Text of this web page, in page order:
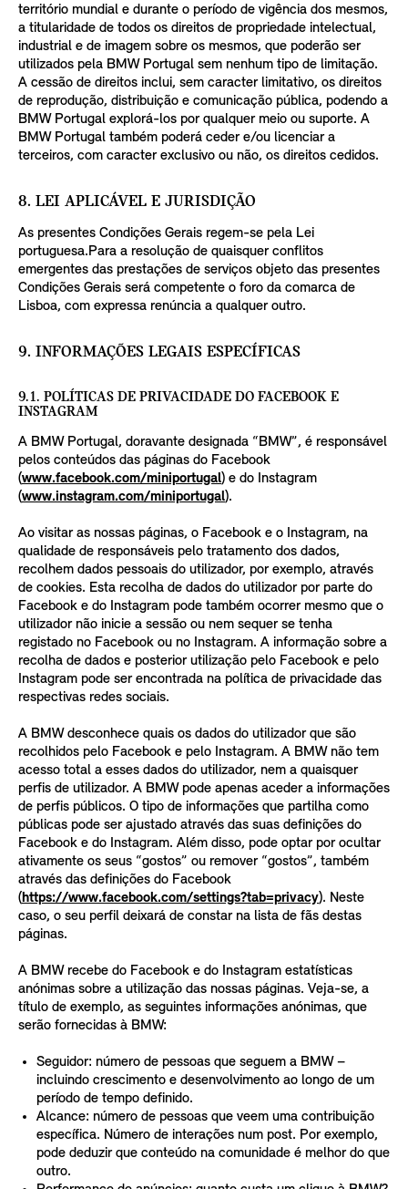
território mundial e durante o período de vigência dos mesmos,
a titularidade de todos os direitos de propriedade intelectual,
industrial e de imagem sobre os mesmos, que poderão ser
utilizados pela BMW Portugal sem nenhum tipo de limitação.
A cessão de direitos inclui, sem caracter limitativo, os direitos
de reprodução, distribuição e comunicação pública, podendo a
BMW Portugal explorá-los por qualquer meio ou suporte. A
BMW Portugal também poderá ceder e/ou licenciar a
terceiros, com caracter exclusivo ou não, os direitos cedidos.
8. LEI APLICÁVEL E JURISDIÇÃO
As presentes Condições Gerais regem-se pela Lei
portuguesa.Para a resolução de quaisquer conflitos
emergentes das prestações de serviços objeto das presentes
Condições Gerais será competente o foro da comarca de
Lisboa, com expressa renúncia a qualquer outro.
9. INFORMAÇÕES LEGAIS ESPECÍFICAS
9.1. POLÍTICAS DE PRIVACIDADE DO FACEBOOK E
INSTAGRAM
A BMW Portugal, doravante designada “BMW”, é responsável
pelos conteúdos das páginas do Facebook
(www.facebook.com/miniportugal) e do Instagram
(www.instagram.com/miniportugal).
Ao visitar as nossas páginas, o Facebook e o Instagram, na
qualidade de responsáveis pelo tratamento dos dados,
recolhem dados pessoais do utilizador, por exemplo, através
de cookies. Esta recolha de dados do utilizador por parte do
Facebook e do Instagram pode também ocorrer mesmo que o
utilizador não inicie a sessão ou nem sequer se tenha
registado no Facebook ou no Instagram. A informação sobre a
recolha de dados e posterior utilização pelo Facebook e pelo
Instagram pode ser encontrada na política de privacidade das
respectivas redes sociais.
A BMW desconhece quais os dados do utilizador que são
recolhidos pelo Facebook e pelo Instagram. A BMW não tem
acesso total a esses dados do utilizador, nem a quaisquer
perfis de utilizador. A BMW pode apenas aceder a informações
de perfis públicos. O tipo de informações que partilha como
públicas pode ser ajustado através das suas definições do
Facebook e do Instagram. Além disso, pode optar por ocultar
ativamente os seus “gostos” ou remover “gostos”, também
através das definições do Facebook
(https://www.facebook.com/settings?tab=privacy). Neste
caso, o seu perfil deixará de constar na lista de fãs destas
páginas.
A BMW recebe do Facebook e do Instagram estatísticas
anónimas sobre a utilização das nossas páginas. Veja-se, a
título de exemplo, as seguintes informações anónimas, que
serão fornecidas à BMW:
Seguidor: número de pessoas que seguem a BMW –
incluindo crescimento e desenvolvimento ao longo de um
período de tempo definido.
Alcance: número de pessoas que veem uma contribuição
específica. Número de interações num post. Por exemplo,
pode deduzir que conteúdo na comunidade é melhor do que
outro.